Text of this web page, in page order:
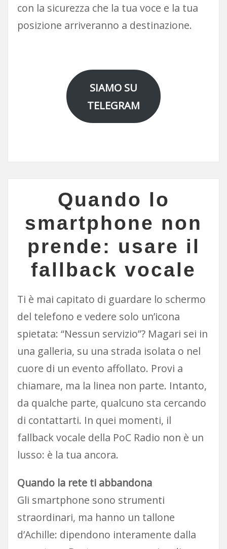
con la sicurezza che la tua voce e la tua
posizione arriveranno a destinazione.
SIAMO SU
TELEGRAM
Quando lo
smartphone non
prende: usare il
fallback vocale
Ti è mai capitato di guardare lo schermo
del telefono e vedere solo un’icona
spietata: “Nessun servizio”? Magari sei in
una galleria, su una strada isolata o nel
cuore di un evento affollato. Provi a
chiamare, ma la linea non parte. Intanto,
da qualche parte, qualcuno sta cercando
di contattarti. In quei momenti, il
fallback vocale della PoC Radio non è un
lusso: è la tua ancora.
Quando la rete ti abbandona
Gli smartphone sono strumenti
straordinari, ma hanno un tallone
d’Achille: dipendono interamente dalla